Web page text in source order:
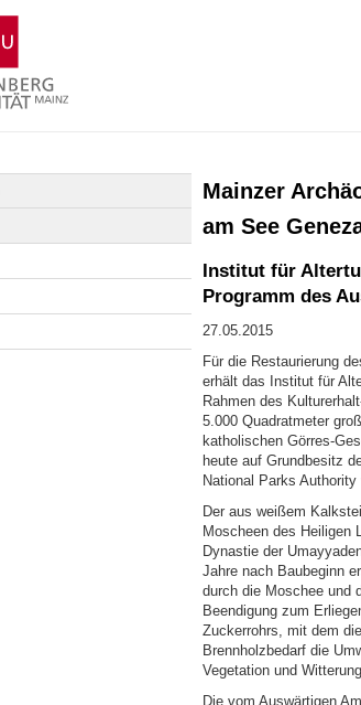
Mainzer
am See
Institut für
Programm des
27.05.2015
Für die Restaurierung
erhält das Institut für
Rahmen des
5.000 Quadratmeter
katholischen Görres-
heute auf Grundbesitz
National Parks Authority
Der aus weißem
Moscheen des Heiligen
Dynastie der
Jahre nach Baubeginn
durch die Moschee und
Beendigung zum
Zuckerrohrs, mit dem
Brennholzbedarf die
Vegetation und
Die vom Auswärtigen